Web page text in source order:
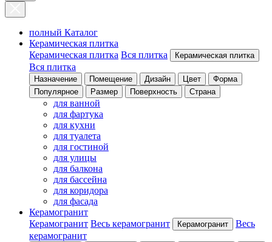
полный Каталог
Керамическая плитка
Керамическая плитка Вся плитка Керамическая плитка
Вся плитка
Назначение Помещение Дизайн Цвет
Форма
Популярное
Размер Поверхность Страна
для ванной
для фартука
для кухни
для туалета
для гостиной
для улицы
для балкона
для бассейна
для коридора
для фасада
Керамогранит
Керамогранит Весь керамогранит Керамогранит
Весь
керамогранит